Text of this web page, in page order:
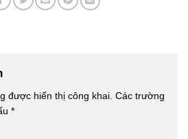
được hiển thị công khai. Các trường
*